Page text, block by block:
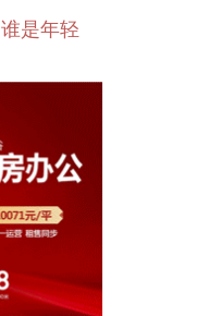
谁是年轻